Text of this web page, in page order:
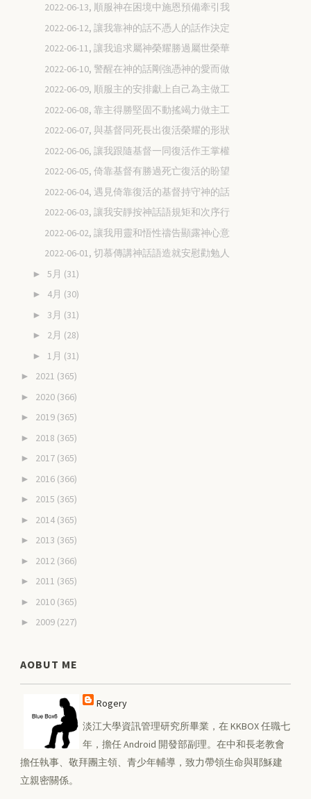
2022-06-13, 順服神在困境中施恩預備牽引我
2022-06-12, 讓我靠神的話不憑人的話作決定
2022-06-11, 讓我追求屬神榮耀勝過屬世榮華
2022-06-10, 警醒在神的話剛強憑神的愛而做
2022-06-09, 順服主的安排獻上自己為主做工
2022-06-08, 靠主得勝堅固不動搖竭力做主工
2022-06-07, 與基督同死長出復活榮耀的形狀
2022-06-06, 讓我跟隨基督一同復活作王掌權
2022-06-05, 倚靠基督有勝過死亡復活的盼望
2022-06-04, 遇見倚靠復活的基督持守神的話
2022-06-03, 讓我安靜按神話語規矩和次序行
2022-06-02, 讓我用靈和悟性禱告顯露神心意
2022-06-01, 切慕傳講神話語造就安慰勸勉人
► 5月 (31)
► 4月 (30)
► 3月 (31)
► 2月 (28)
► 1月 (31)
► 2021 (365)
► 2020 (366)
► 2019 (365)
► 2018 (365)
► 2017 (365)
► 2016 (366)
► 2015 (365)
► 2014 (365)
► 2013 (365)
► 2012 (366)
► 2011 (365)
► 2010 (365)
► 2009 (227)
AOBUT ME
Rogery
淡江大學資訊管理研究所畢業，在 KKBOX 任職七
年，擔任 Android 開發部副理。在中和長老教會
擔任執事、敬拜團主領、青少年輔導，致力帶領生命與耶穌建
立親密關係。